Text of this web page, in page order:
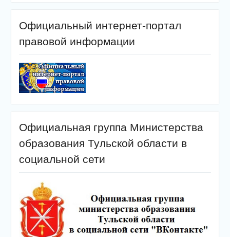
Официальный интернет-портал
правовой информации
Официальная группа Министерства
образования Тульской области в
социальной сети